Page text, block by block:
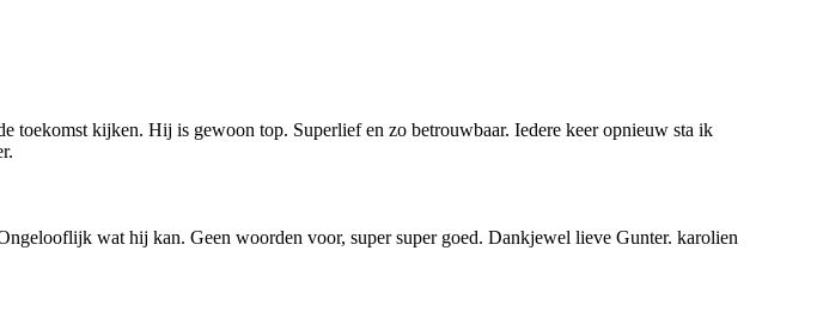
kijken. Hij is gewoon top. Superlief en zo betrouwbaar. Iedere keer opnieuw sta ik
wat hij kan. Geen woorden voor, super super goed. Dankjewel lieve Gunter. karolien